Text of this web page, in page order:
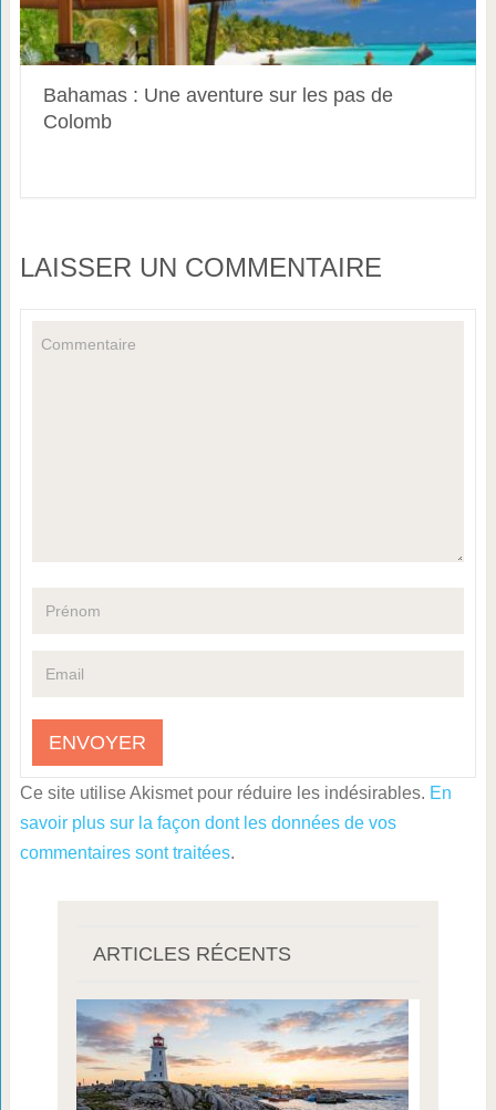
Bahamas : Une aventure sur les pas de
Colomb
LAISSER UN COMMENTAIRE
Ce site utilise Akismet pour réduire les indésirables. En
savoir plus sur la façon dont les données de vos
commentaires sont traitées.
ARTICLES RÉCENTS